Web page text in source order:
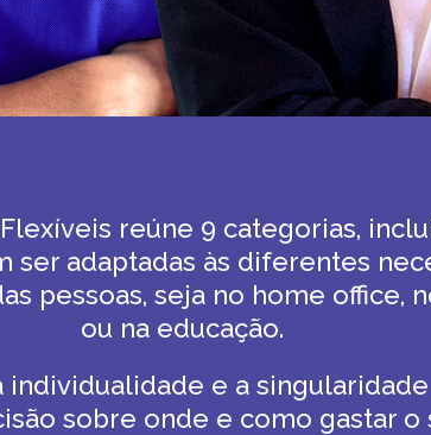
reúne 9 categorias,
ser adaptadas às diferentes
pessoas, seja no home office,
ou na educação.
individualidade e a
sobre onde e como gastar